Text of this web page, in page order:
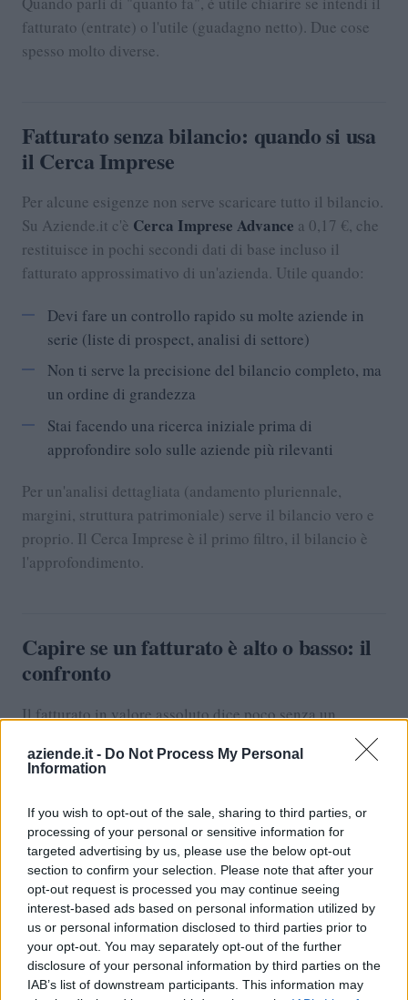
aziende.it - Do Not Process My Personal
Information
If you wish to opt-out of the sale, sharing to third parties, or
processing of your personal or sensitive information for
targeted advertising by us, please use the below opt-out
section to confirm your selection. Please note that after your
opt-out request is processed you may continue seeing
interest-based ads based on personal information utilized by
us or personal information disclosed to third parties prior to
your opt-out. You may separately opt-out of the further
disclosure of your personal information by third parties on the
IAB’s list of downstream participants. This information may
fatturato (entrate) o l'utile (guadagno netto). Due cose
spesso molto diverse.
Fatturato senza bilancio: quando si usa
il Cerca Imprese
Per alcune esigenze non serve scaricare tutto il bilancio.
Su Aziende.it c'è Cerca Imprese Advance a 0,17 €, che
restituisce in pochi secondi dati di base incluso il
fatturato approssimativo di un'azienda. Utile quando:
Devi fare un controllo rapido su molte aziende in
serie (liste di prospect, analisi di settore)
Non ti serve la precisione del bilancio completo, ma
un ordine di grandezza
Stai facendo una ricerca iniziale prima di
approfondire solo sulle aziende più rilevanti
Per un'analisi dettagliata (andamento pluriennale,
margini, struttura patrimoniale) serve il bilancio vero e
proprio. Il Cerca Imprese è il primo filtro, il bilancio è
l'approfondimento.
Capire se un fatturato è alto o basso: il
confronto
Il fatturato in valore assoluto dice poco senza un
confronto. 500.000 € all'anno sono tanti per una micro-
impresa di servizi, pochi per un'industria manifatturiera,
I metri di confronto utili:
Fatturato medio del settore: alcuni studi di settore
(Istat, associazioni di categoria) pubblicano i valori
tipici
Fatturato per dipendente: ricavi / numero
dipendenti. Gli ordini di grandezza cambiano tanto
da settore a settore (nella consulenza 100-200mila